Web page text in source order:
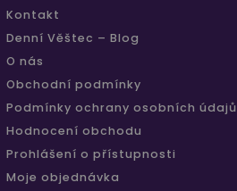
Kontakt
Denní Věštec – Blog
O nás
Obchodní podmínky
Podmínky ochrany osobních údajů
Hodnocení obchodu
Prohlášení o přístupnosti
Moje objednávka